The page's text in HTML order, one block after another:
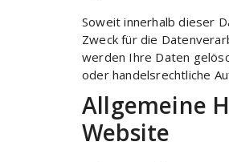
Soweit innerhalb dieser
Zweck für die
werden Ihre Daten
oder handelsrechtliche
Allgemeine
Website